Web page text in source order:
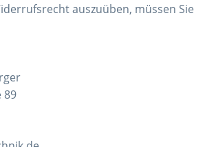
auszuüben, müssen Sie
89